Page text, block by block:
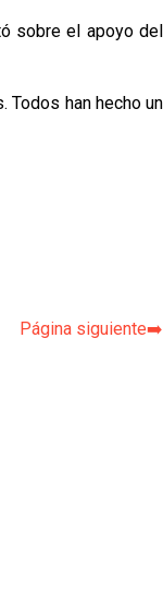
sobre el apoyo del
Todos han hecho un
Página siguiente➡️